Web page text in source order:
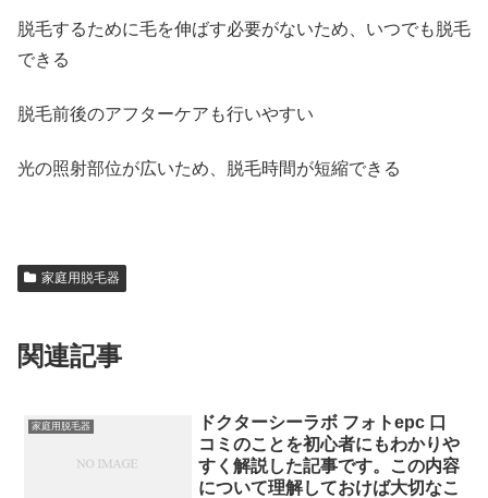
脱毛するために毛を伸ばす必要がないため、いつでも脱毛
できる
脱毛前後のアフターケアも行いやすい
光の照射部位が広いため、脱毛時間が短縮できる
家庭用脱毛器
関連記事
家庭用脱毛器
ドクターシーラボ フォトepc 口
コミのことを初心者にもわかりや
すく解説した記事です。この内容
について理解しておけば大切なこ